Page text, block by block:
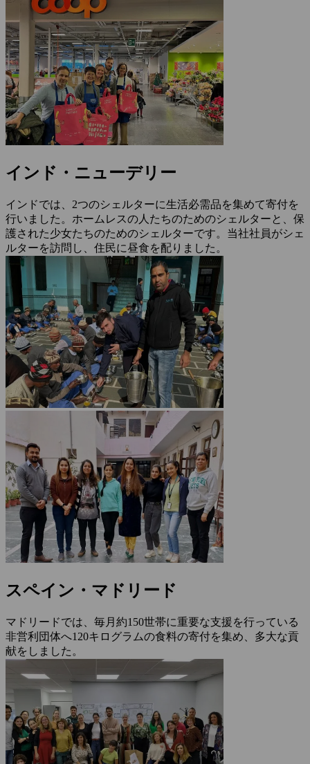
インド・ニューデリー
インドでは、2つのシェルターに生活必需品を集めて寄付を
行いました。ホームレスの人たちのためのシェルターと、保
護された少女たちのためのシェルターです。当社社員がシェ
ルターを訪問し、住民に昼食を配りました。
スペイン・マドリード
マドリードでは、毎月約150世帯に重要な支援を行っている
非営利団体へ120キログラムの食料の寄付を集め、多大な貢
献をしました。